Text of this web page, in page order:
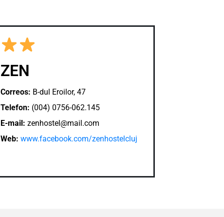
ZEN
Correos: B-dul Eroilor, 47
Telefon: (004) 0756-062.145
E-mail: zenhostel@mail.com
Web: www.facebook.com/zenhostelcluj